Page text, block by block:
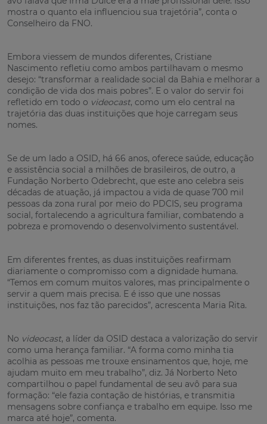
mostra o quanto ela influenciou sua trajetória”, conta o
Conselheiro da FNO.
Embora viessem de mundos diferentes, Cristiane
Nascimento refletiu como ambos partilhavam o mesmo
desejo: “transformar a realidade social da Bahia e melhorar a
condição de vida dos mais pobres”. E o valor do servir foi
refletido em todo o videocast, como um elo central na
trajetória das duas instituições que hoje carregam seus
nomes.
Se de um lado a OSID, há 66 anos, oferece saúde, educação
e assistência social a milhões de brasileiros, de outro, a
Fundação Norberto Odebrecht, que este ano celebra seis
décadas de atuação, já impactou a vida de quase 700 mil
pessoas da zona rural por meio do PDCIS, seu programa
social, fortalecendo a agricultura familiar, combatendo a
pobreza e promovendo o desenvolvimento sustentável.
Em diferentes frentes, as duas instituições reafirmam
diariamente o compromisso com a dignidade humana.
“Temos em comum muitos valores, mas principalmente o
servir a quem mais precisa. E é isso que une nossas
instituições, nos faz tão parecidos”, acrescenta Maria Rita.
No videocast, a líder da OSID destaca a valorização do servir
como uma herança familiar. “A forma como minha tia
acolhia as pessoas me trouxe ensinamentos que, hoje, me
ajudam muito em meu trabalho”, diz. Já Norberto Neto
compartilhou o papel fundamental de seu avô para sua
formação: “ele fazia contação de histórias, e transmitia
mensagens sobre confiança e trabalho em equipe. Isso me
marca até hoje”, comenta.